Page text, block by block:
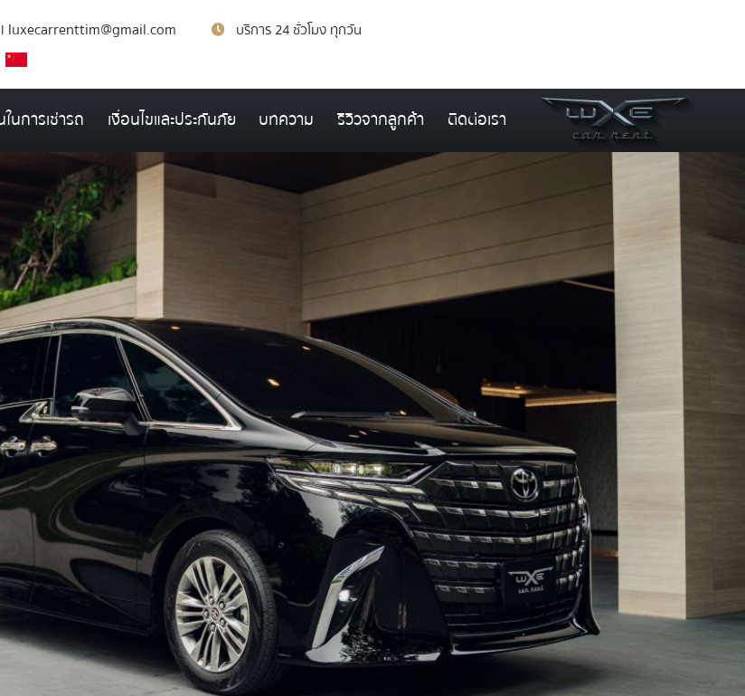
luxecarrenttim@gmail.com บริการ 24 ชั่วโมง ทุกวัน
นการเช่ารถ เงื่อนไขและประกันภัย บทความ รีวิวจากลูกค้า ติดต่อเรา